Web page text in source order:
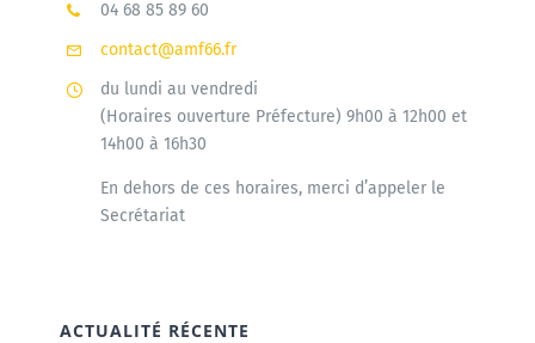
04 68 85 89 60
contact@amf66.fr
du lundi au vendredi
(Horaires ouverture Préfecture) 9h00 à 12h00 et
14h00 à 16h30
En dehors de ces horaires, merci d’appeler le
Secrétariat
ACTUALITÉ RÉCENTE